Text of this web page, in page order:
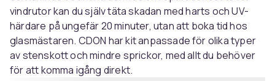
vindrutor kan du själv täta skadan med harts och UV-
härdare på ungefär 20 minuter, utan att boka tid hos
glasmästaren. CDON har kit anpassade för olika typer
av stenskott och mindre sprickor, med allt du behöver
för att komma igång direkt.